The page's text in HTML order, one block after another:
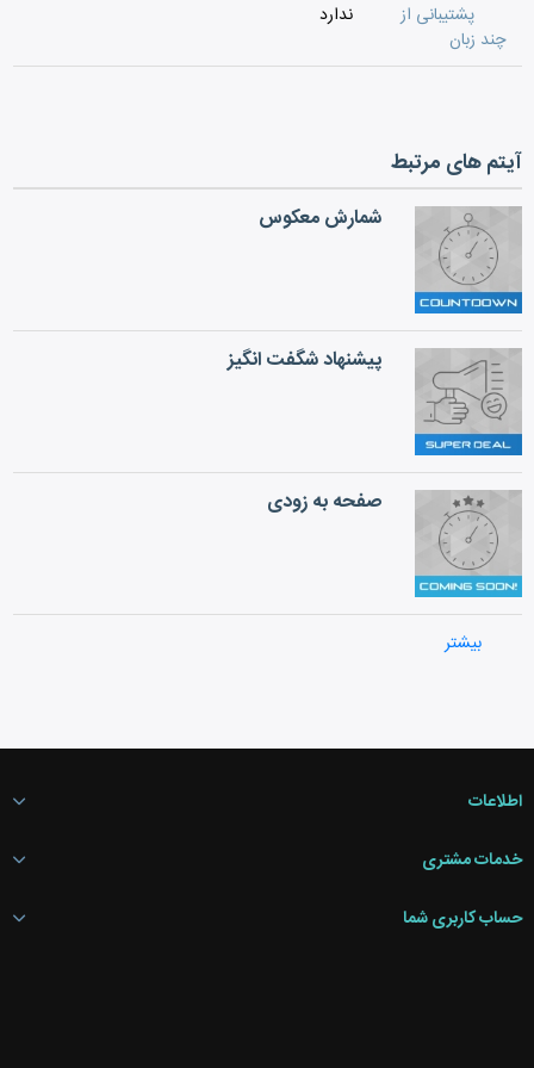
پشتیبانی از
چند زبان
ندارد
آیتم های مرتبط
شمارش معکوس
پیشنهاد شگفت انگیز
صفحه به زودی
بیشتر
اطلاعات
خدمات مشتری
حساب کاربری شما